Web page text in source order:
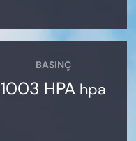
BASINÇ
1003 HPA hpa